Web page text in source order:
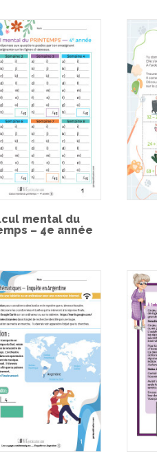
mental du
– 4e année